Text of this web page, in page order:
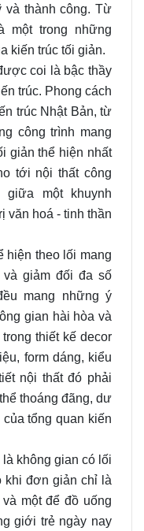
thành công. Từ
một trong những
kiến trúc tối giản.
coi là bậc thầy
trúc. Phong cách
trúc Nhật Bản, từ
công trình mang
giản thể hiện nhất
tới nội thất công
giữa một khuynh
văn hoá - tinh thần
hiện theo lối mang
giảm đối đa số
mang những ý
gian hài hòa và
thiết kế decor
form dáng, kiểu
nội thất đó phải
thoáng đãng, dư
tổng quan kiến
không gian có lối
khi đơn giản chỉ là
một để đồ uống
giới trẻ ngày nay